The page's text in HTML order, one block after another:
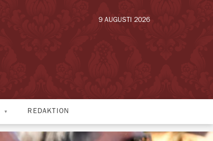
9 AUGUSTI 2026
REDAKTION